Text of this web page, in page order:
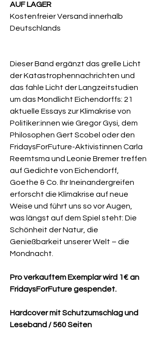
AUF LAGER
Kostenfreier Versand innerhalb
Deutschlands
Dieser Band ergänzt das grelle Licht
der Katastrophennachrichten und
das fahle Licht der Langzeitstudien
um das Mondlicht Eichendorffs: 21
aktuelle Essays zur Klimakrise von
Politiker:innen wie Gregor Gysi, dem
Philosophen Gert Scobel oder den
FridaysForFuture-Aktivistinnen Carla
Reemtsma und Leonie Bremer treffen
auf Gedichte von Eichendorff,
Goethe & Co. Ihr Ineinandergreifen
erforscht die Klimakrise auf neue
Weise und führt uns so vor Augen,
was längst auf dem Spiel steht: Die
Schönheit der Natur, die
Genießbarkeit unserer Welt – die
Mondnacht.
Pro verkauftem Exemplar wird 1€ an
FridaysForFuture gespendet.
Hardcover mit Schutzumschlag und
Leseband / 560 Seiten